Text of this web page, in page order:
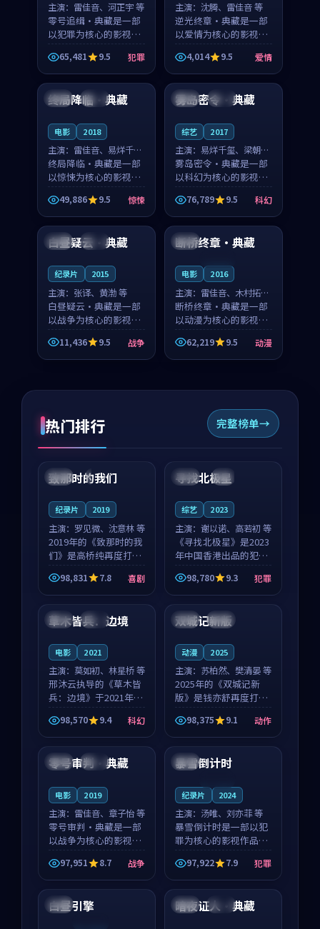
主演： 雷佳音、河正宇 等
零号追缉·典藏是一部
以犯罪为核心的影视作
品，围绕危机、反转与
人物成长展开，整体节
奏紧凑，值得推荐观
看。
65,481 9.5 犯罪
主演： 沈腾、雷佳音 等
逆光终章·典藏是一部
以爱情为核心的影视作
品，围绕危机、反转与
人物成长展开，整体节
奏紧凑，值得推荐观
看。
4,014 9.5 爱情
法国 热播
终局降临·典藏
电影 2018
主演： 雷佳音、易烊千玺
等
终局降临·典藏是一部
以惊悚为核心的影视作
品，围绕危机、反转与
人物成长展开，整体节
奏紧凑，值得推荐观
看。
49,886 9.5 惊悚
日本 热播
雾岛密令·典藏
综艺 2017
主演： 易烊千玺、梁朝伟
等
雾岛密令·典藏是一部
以科幻为核心的影视作
品，围绕危机、反转与
人物成长展开，整体节
奏紧凑，值得推荐观
看。
76,789 9.5 科幻
日本 独播
白昼疑云·典藏
纪录片 2015
主演： 张译、黄渤 等
白昼疑云·典藏是一部
以战争为核心的影视作
品，围绕危机、反转与
人物成长展开，整体节
奏紧凑，值得推荐观
11,436 9.5 战争
泰国
断桥终章·典藏
电影 2016
主演： 雷佳音、木村拓哉
等
断桥终章·典藏是一部
以动漫为核心的影视作
品，围绕危机、反转与
人物成长展开，整体节
奏紧凑，值得推荐观
62,219 9.5 动漫
热门排行 完整榜单
中国 4K
99:22
致那时的我们
纪录片 2019
主演： 罗见微、沈意林 等
2019年的《致那时的我
们》是高桥纯再度打磨
的喜剧佳作。中国大陆
的取景与都市寓言的氛
围相互成就，罗见微与
沈意林的对手戏自然克
制，让整部影片在悬
98,831 7.8 喜剧
中国 4K
99:18
寻找北极星
综艺 2023
主演： 谢以诺、高若初 等
《寻找北极星》是2023
年中国香港出品的犯罪
新作，主创团队希望用
公路冒险的故事让观众
停下来想一想。谢以诺
领衔，高若初担任重要
角色，戚南柯的叙事
98,780 9.3 犯罪
泰国 独播
草木皆兵：边境
电影 2021
主演： 莫如初、林星桥 等
邢沐云执导的《草木皆
兵：边境》于2021年面
世，泰国的城市气质与
校园青春的人物心境共
同构筑了影片基调。莫
如初、林星桥用细腻的
表演撑起整部科幻电
98,570 9.4 科幻
中国 独播
双城记新版
动漫 2025
主演： 苏柏然、樊清晏 等
2025年的《双城记新
版》是钱亦舒再度打磨
的动作佳作。中国大陆
的取景与沙漠探险的氛
围相互成就，苏柏然与
樊清晏的对手戏自然克
制，让整部影片在悬念
98,375 9.1 动作
中国 热播
零号审判·典藏
电影 2019
主演： 雷佳音、章子怡 等
零号审判·典藏是一部
以战争为核心的影视作
品，围绕危机、反转与
人物成长展开，整体节
奏紧凑，值得推荐观
看。
97,951 8.7 战争
法国
暴雪倒计时
纪录片 2024
主演： 汤唯、刘亦菲 等
暴雪倒计时是一部以犯
罪为核心的影视作品，
围绕危机、反转与人物
成长展开，整体节奏紧
凑，值得推荐观看。
97,922 7.9 犯罪
英国
白昼引擎 英国 院线
暗夜证人·典藏